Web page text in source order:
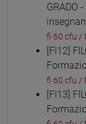
GRADO
fi 60 cfu /
[FI12]
fi 60 cfu /
[FI13]